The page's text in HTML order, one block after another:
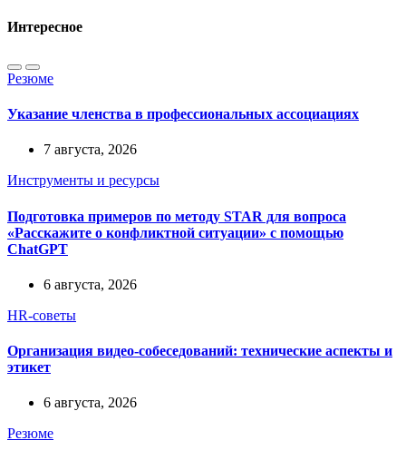
Интересное
Резюме
Указание членства в профессиональных ассоциациях
7 августа, 2026
Инструменты и ресурсы
Подготовка примеров по методу STAR для вопроса
«Расскажите о конфликтной ситуации» с помощью
ChatGPT
6 августа, 2026
HR-советы
Организация видео-собеседований: технические аспекты и
этикет
6 августа, 2026
Резюме